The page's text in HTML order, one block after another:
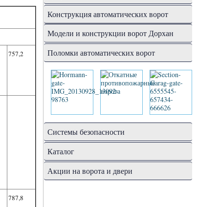
757,2
787,8
Конструкция автоматических ворот
Модели и конструкции ворот Дорхан
Поломки автоматических ворот
Системы безопасности
Каталог
Акции на ворота и двери